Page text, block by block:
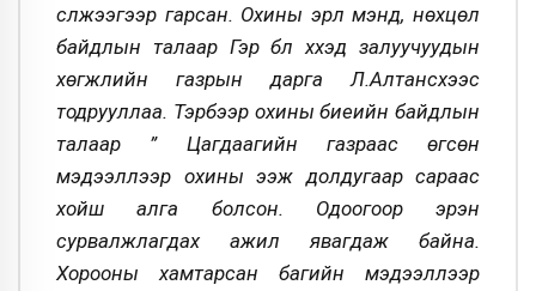
сүлжээгээр гарсан. Охины эрүүл мэнд, нөхцөл
байдлын талаар Гэр бүл хүүхэд залуучуудын
хөгжлийн газрын дарга Л.Алтансүхээс
тодрууллаа. Тэрбээр охины биеийн байдлын
талаар ” Цагдаагийн газраас өгсөн
мэдээллээр охины ээж долдугаар сараас
хойш алга болсон. Одоогоор эрэн
сурвалжлагдах ажил явагдаж байна.
Хорооны хамтарсан багийн мэдээллээр